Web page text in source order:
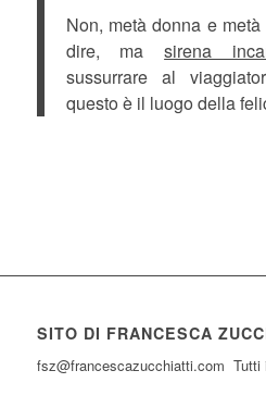
Non, metà donna e
dire, masirena
sussurrare al
questo è il luogo della
SITO DI FRANCESCA
fsz@francescazucchiatti.com Tutti